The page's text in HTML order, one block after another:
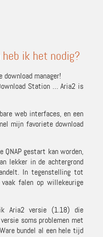
ik het nodig?
download manager!
Station … Aria2 is
web interfaces, en een
mijn favoriete download
QNAP gestart kan worden,
lekker in de achtergrond
In tegenstelling tot
falen op willekeurige
Aria2 versie (1.18) die
soms problemen met
bundel al een hele tijd